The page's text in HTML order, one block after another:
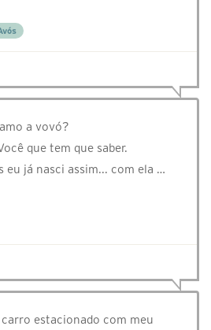
a vovó?
que tem que saber.
eu já nasci assim... com ela …
estacionado com meu